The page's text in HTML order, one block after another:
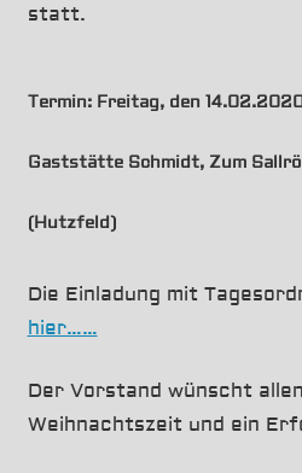
statt.
Termin: Freitag, den
Gaststätte Schmidt, Zum
(Hutzfeld)
Die Einladung mit
hier……
Der Vorstand wünscht
Weihnachtszeit und ein